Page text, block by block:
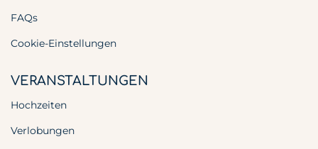
FAQs
Cookie-Einstellungen
VERANSTALTUNGEN
Hochzeiten
Verlobungen